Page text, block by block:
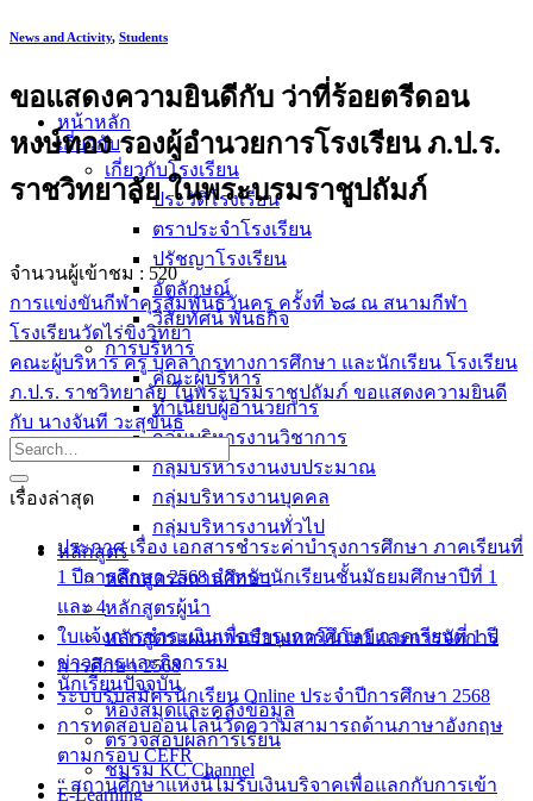
หน้าหลัก
เกี่ยวกับ
เกี่ยวกับโรงเรียน
ประวัติโรงเรียน
ตราประจำโรงเรียน
ปรัชญาโรงเรียน
อัตลักษณ์
วิสัยทัศน์ พันธกิจ
การบริหาร
คณะผู้บริหาร
ทำเนียบผู้อำนวยการ
กลุ่มบริหารงานวิชาการ
กลุ่มบริหารงานงบประมาณ
กลุ่มบริหารงานบุคคล
กลุ่มบริหารงานทั่วไป
หลักสูตร
หลักสูตรสถานศึกษา
หลักสูตรผู้นำ
หลักสูตรแผนการเรียนเทคโนโลยีและการจัดการ
ข่าวสารและกิจกรรม
นักเรียนปัจจุบัน
ห้องสมุดและคลังข้อมูล
ตรวจสอบผลการเรียน
ชมรม KC Channel
E-Learning
News and Activity, Students
ขอแสดงความยินดีกับ ว่าที่ร้อยตรีดอน
หงษ์ทอง รองผู้อำนวยการโรงเรียน ภ.ป.ร.
ราชวิทยาลัย ในพระบรมราชูปถัมภ์
จำนวนผู้เข้าชม : 520
การแข่งขันกีฬาคุรุสัมพันธ์วันครู ครั้งที่ ๖๘ ณ สนามกีฬา
โรงเรียนวัดไร่ขิงวิทยา
คณะผู้บริหาร ครู บุคลากรทางการศึกษา และนักเรียน โรงเรียน
ภ.ป.ร. ราชวิทยาลัย ในพระบรมราชูปถัมภ์ ขอแสดงความยินดี
กับ นางจันที วะสุขันธ์
เรื่องล่าสุด
ประกาศ เรื่อง เอกสารชำระค่าบำรุงการศึกษา ภาคเรียนที่
1 ปีการศึกษา 2568 สำหรับนักเรียนชั้นมัธยมศึกษาปีที่ 1
และ 4
ใบแจ้งการชำระเงินเพื่อบำรุงการศึกษา ภาคเรียนที่ 1 ปี
การศึกษา 2568
ระบบรับสมัครนักเรียน Online ประจำปีการศึกษา 2568
การทดสอบออนไลน์วัดความสามารถด้านภาษาอังกฤษ
ตามกรอบ CEFR
“ สถานศึกษาแห่งนี้ไม่รับเงินบริจาคเพื่อแลกกับการเข้า